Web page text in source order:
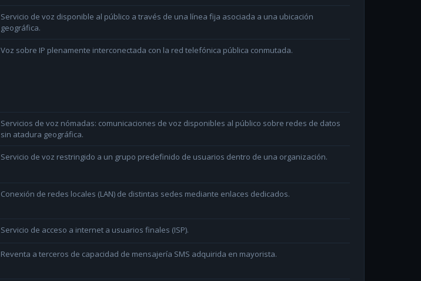
Servicio de voz disponible al público a través de una línea fija asociada a una ubicación
geográfica.
Voz sobre IP plenamente interconectada con la red telefónica pública conmutada.
Servicios de voz nómadas: comunicaciones de voz disponibles al público sobre redes de datos
sin atadura geográfica.
Servicio de voz restringido a un grupo predefinido de usuarios dentro de una organización.
Conexión de redes locales (LAN) de distintas sedes mediante enlaces dedicados.
Servicio de acceso a internet a usuarios finales (ISP).
Reventa a terceros de capacidad de mensajería SMS adquirida en mayorista.